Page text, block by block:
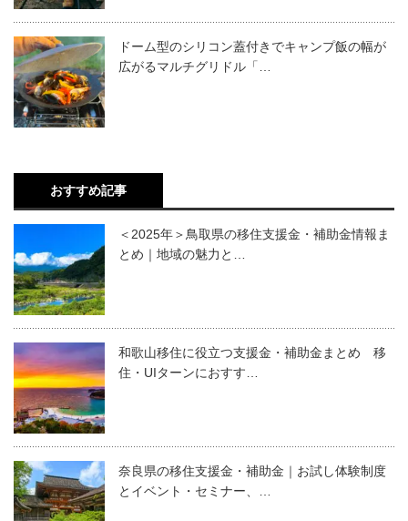
ドーム型のシリコン蓋付きでキャンプ飯の幅が
広がるマルチグリドル「…
おすすめ記事
＜2025年＞鳥取県の移住支援金・補助金情報ま
とめ｜地域の魅力と…
和歌山移住に役立つ支援金・補助金まとめ 移
住・UIターンにおすす…
奈良県の移住支援金・補助金｜お試し体験制度
とイベント・セミナー、…